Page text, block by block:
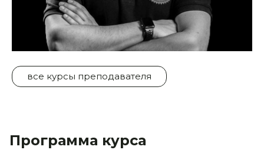
все курсы преподавателя
Программа курса